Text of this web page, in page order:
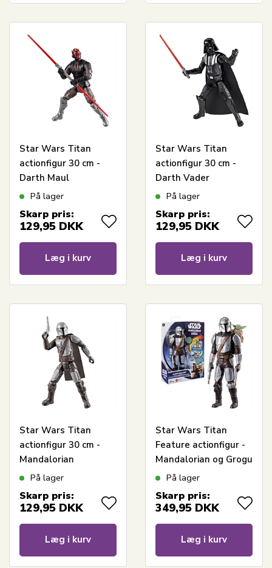
Star Wars Titan
actionfigur 30 cm -
Darth Maul
På lager
Skarp pris:
129,95 DKK
Læg i kurv
Star Wars Titan
actionfigur 30 cm -
Darth Vader
På lager
Skarp pris:
129,95 DKK
Læg i kurv
Star Wars Titan
actionfigur 30 cm -
Mandalorian
På lager
Skarp pris:
129,95 DKK
Læg i kurv
Star Wars Titan
Feature actionfigur -
Mandalorian og Grogu
- 30 cm
På lager
Skarp pris:
349,95 DKK
Læg i kurv